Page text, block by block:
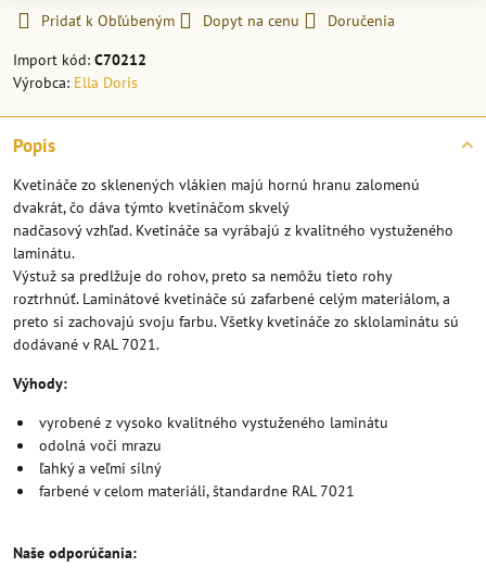
Pridať k Obľúbeným Dopyt na cenu
Doručenia
Import kód: C70212
Výrobca: Ella Doris
Popis
Kvetináče zo sklenených vlákien majú hornú hranu zalomenú
dvakrát, čo dáva týmto kvetináčom skvelý
nadčasový vzhľad. Kvetináče sa vyrábajú z kvalitného vystuženého
laminátu.
Výstuž sa predlžuje do rohov, preto sa nemôžu tieto rohy
roztrhnúť. Laminátové kvetináče sú zafarbené celým materiálom, a
preto si zachovajú svoju farbu. Všetky kvetináče zo sklolaminátu sú
dodávané v RAL 7021.
Výhody:
vyrobené z vysoko kvalitného vystuženého laminátu
odolná voči mrazu
ľahký a veľmi silný
farbené v celom materiáli, štandardne RAL 7021
Naše odporúčania: